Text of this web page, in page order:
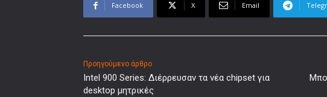
Facebook X Email
Προηγούμενο άρθρο
Intel 900 Series: Διέρρευσαν τα νέα chipset για
desktop μητρικές